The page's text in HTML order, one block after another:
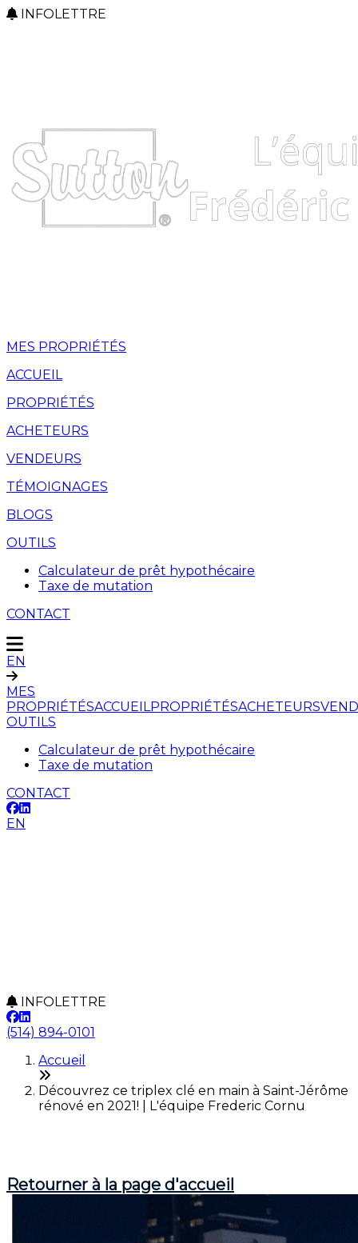
INFOLETTRE
MES PROPRIÉTÉS
ACCUEIL
PROPRIÉTÉS
ACHETEURS
VENDEURS
TÉMOIGNAGES
BLOGS
OUTILS
Calculateur de prêt hypothécaire
Taxe de mutation
CONTACT
EN
MES
PROPRIÉTÉSACCUEILPROPRIÉTÉSACHETEURS
OUTILS
Calculateur de prêt hypothécaire
Taxe de mutation
CONTACT
EN
INFOLETTRE
(514) 894-0101
Accueil
Découvrez ce triplex clé en main à Saint-Jérôme
rénové en 2021! | L'équipe Frederic Cornu
Retourner à la page d'accueil